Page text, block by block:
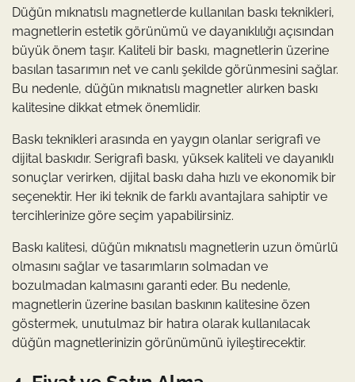
Düğün mıknatıslı magnetlerde kullanılan baskı teknikleri,
magnetlerin estetik görünümü ve dayanıklılığı açısından
büyük önem taşır. Kaliteli bir baskı, magnetlerin üzerine
basılan tasarımın net ve canlı şekilde görünmesini sağlar.
Bu nedenle, düğün mıknatıslı magnetler alırken baskı
kalitesine dikkat etmek önemlidir.
Baskı teknikleri arasında en yaygın olanlar serigrafi ve
dijital baskıdır. Serigrafi baskı, yüksek kaliteli ve dayanıklı
sonuçlar verirken, dijital baskı daha hızlı ve ekonomik bir
seçenektir. Her iki teknik de farklı avantajlara sahiptir ve
tercihlerinize göre seçim yapabilirsiniz.
Baskı kalitesi, düğün mıknatıslı magnetlerin uzun ömürlü
olmasını sağlar ve tasarımların solmadan ve
bozulmadan kalmasını garanti eder. Bu nedenle,
magnetlerin üzerine basılan baskının kalitesine özen
göstermek, unutulmaz bir hatıra olarak kullanılacak
düğün magnetlerinizin görünümünü iyileştirecektir.